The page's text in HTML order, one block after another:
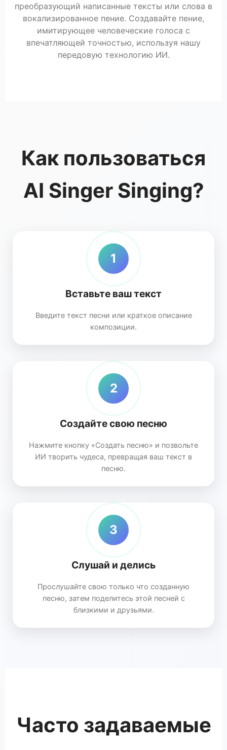
преобразующий написанные тексты или слова в
вокализированное пение. Создавайте пение,
имитирующее человеческие голоса с
впечатляющей точностью, используя нашу
передовую технологию ИИ.
Как пользоваться
AI Singer Singing?
1
Вставьте ваш текст
Введите текст песни или краткое описание
композиции.
2
Создайте свою песню
Нажмите кнопку «Создать песню» и позвольте
ИИ творить чудеса, превращая ваш текст в
песню.
3
Слушай и делись
Прослушайте свою только что созданную
песню, затем поделитесь этой песней с
близкими и друзьями.
Часто задаваемые